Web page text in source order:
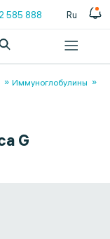
585 888 Ru
Иммуноглобулины
G